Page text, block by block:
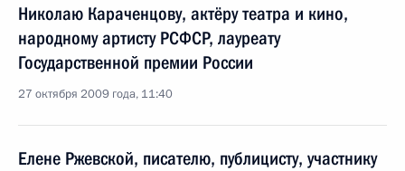
Николаю Караченцову, актёру театра и кино,
народному артисту РСФСР, лауреату
Государственной премии России
27 октября 2009 года, 11:40
Елене Ржевской, писателю, публицисту, участнику